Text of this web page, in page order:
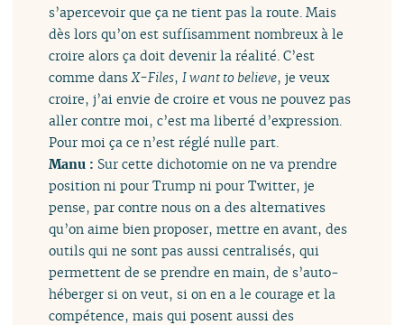
s’apercevoir que ça ne tient pas la route. Mais
dès lors qu’on est suffisamment nombreux à le
croire alors ça doit devenir la réalité. C’est
comme dansX-Files, I want to believe, je veux
croire, j’ai envie de croire et vous ne pouvez pas
aller contre moi, c’est ma liberté d’expression.
Pour moi ça ce n’est réglé nulle part.
Manu : Sur cette dichotomie on ne va prendre
position ni pour Trump ni pour Twitter, je
pense, par contre nous on a des alternatives
qu’on aime bien proposer, mettre en avant, des
outils qui ne sont pas aussi centralisés, qui
permettent de se prendre en main, de s’auto-
héberger si on veut, si on en a le courage et la
compétence, mais qui posent aussi des